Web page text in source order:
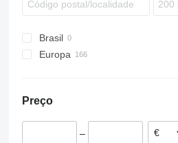
Transit 130
Transit 300
Transit 350
Brasil
Europa
Itália
Espanha
Preço
–